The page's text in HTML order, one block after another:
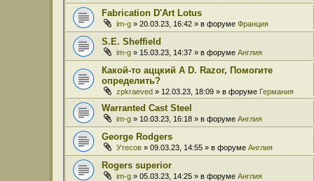
Fabrication D'Art Lotus
im-g » 20.03.23, 16:42 » в форуме Франция
S.E. Sheffield
im-g » 15.03.23, 14:37 » в форуме Англия
Какой-то аццкий A D. Razor, Помогите
определить?
zpkraeved » 12.03.23, 18:09 » в форуме Германия
Warranted Cast Steel
im-g » 10.03.23, 16:18 » в форуме Англия
George Rodgers
Утесов » 09.03.23, 14:55 » в форуме Англия
Rogers superior
im-g » 05.03.23, 14:25 » в форуме Англия